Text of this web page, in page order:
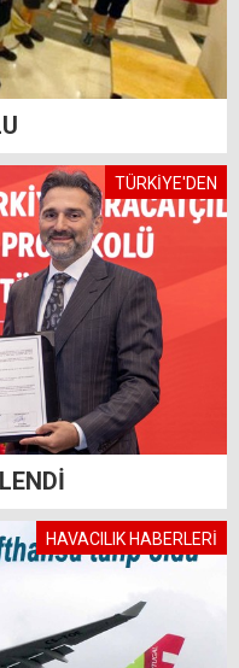
TÜRKİYE'DEN
HAVACILIK HABERLERİ